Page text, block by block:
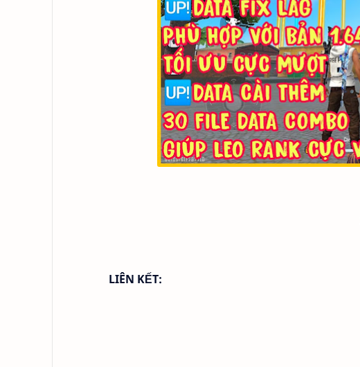
LIÊN KẾT: